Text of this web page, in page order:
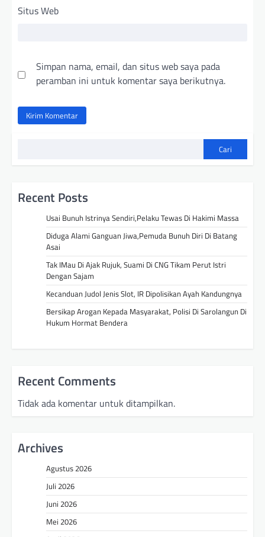
Situs Web
Simpan nama, email, dan situs web saya pada
peramban ini untuk komentar saya berikutnya.
Cari
Recent Posts
Usai Bunuh Istrinya Sendiri,Pelaku Tewas Di Hakimi Massa
Diduga Alami Ganguan Jiwa,Pemuda Bunuh Diri Di Batang
Asai
Tak IMau Di Ajak Rujuk, Suami Di CNG Tikam Perut Istri
Dengan Sajam
Kecanduan Judol Jenis Slot, IR Dipolisikan Ayah Kandungnya
Bersikap Arogan Kepada Masyarakat, Polisi Di Sarolangun Di
Hukum Hormat Bendera
Recent Comments
Tidak ada komentar untuk ditampilkan.
Archives
Agustus 2026
Juli 2026
Juni 2026
Mei 2026